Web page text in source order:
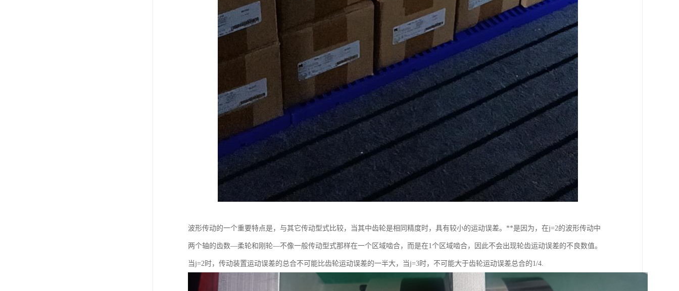
波形传动的一个重要特点是，与其它传动型式比较，当其中齿轮是相同精度时，具有较小的运动误差。**是因为，在j=2的波形传动中
两个轴的齿数—柔轮和刚轮—不像一般传动型式那样在一个区域啮合，而是在1个区域啮合，因此不会出现轮齿运动误差的不良数值。
当j=2时，传动装置运动误差的总合不可能比齿轮运动误差的一半大，当j=3时，不可能大于齿轮运动误差总合的1/4.